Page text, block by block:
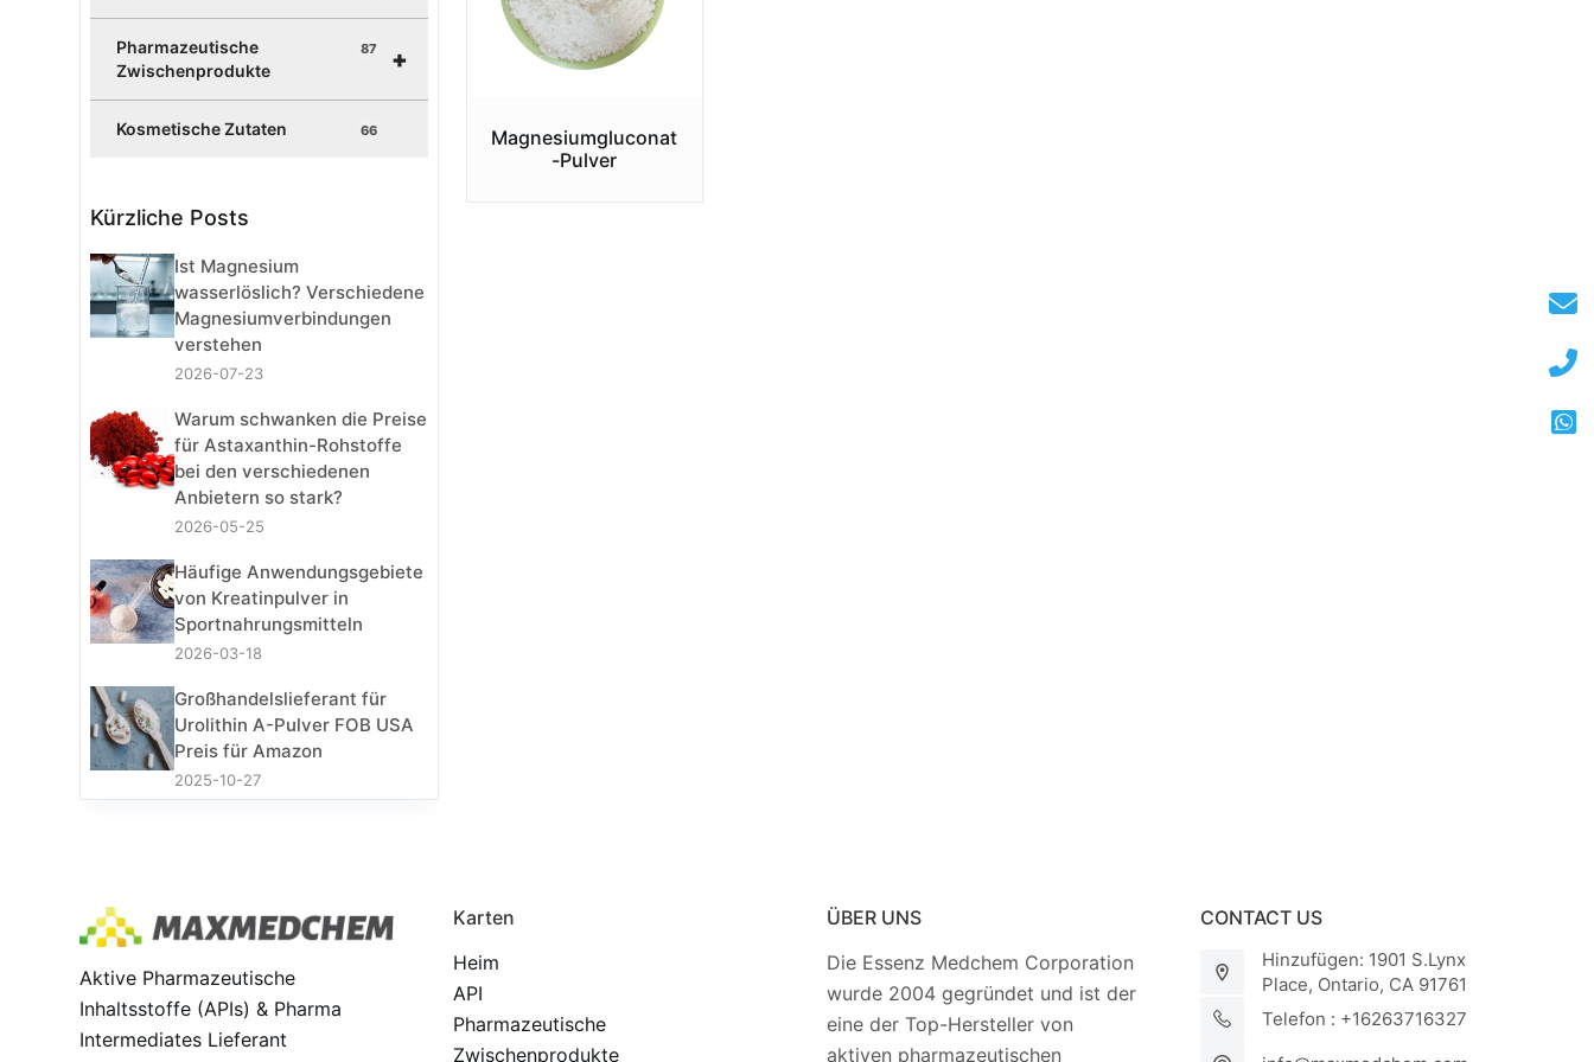
Magnesiumgluconat
-Pulver
+
Pharmazeutische
Zwischenprodukte
87
Kosmetische Zutaten 66
Kürzliche Posts
Ist Magnesium
wasserlöslich? Verschiedene
Magnesiumverbindungen
verstehen
2026-07-23
Warum schwanken die Preise
für Astaxanthin-Rohstoffe
bei den verschiedenen
Anbietern so stark?
2026-05-25
Häufige Anwendungsgebiete
von Kreatinpulver in
Sportnahrungsmitteln
2026-03-18
Großhandelslieferant für
Urolithin A-Pulver FOB USA
Preis für Amazon
2025-10-27
Aktive Pharmazeutische
Inhaltsstoffe (APIs) & Pharma
Intermediates Lieferant
Karten
Heim
API
Pharmazeutische
Zwischenprodukte
ÜBER UNS
Die Essenz Medchem Corporation
wurde 2004 gegründet und ist der
eine der Top-Hersteller von
aktiven pharmazeutischen
CONTACT US
Hinzufügen: 1901 S.Lynx
Place, Ontario, CA 91761
Telefon : +16263716327